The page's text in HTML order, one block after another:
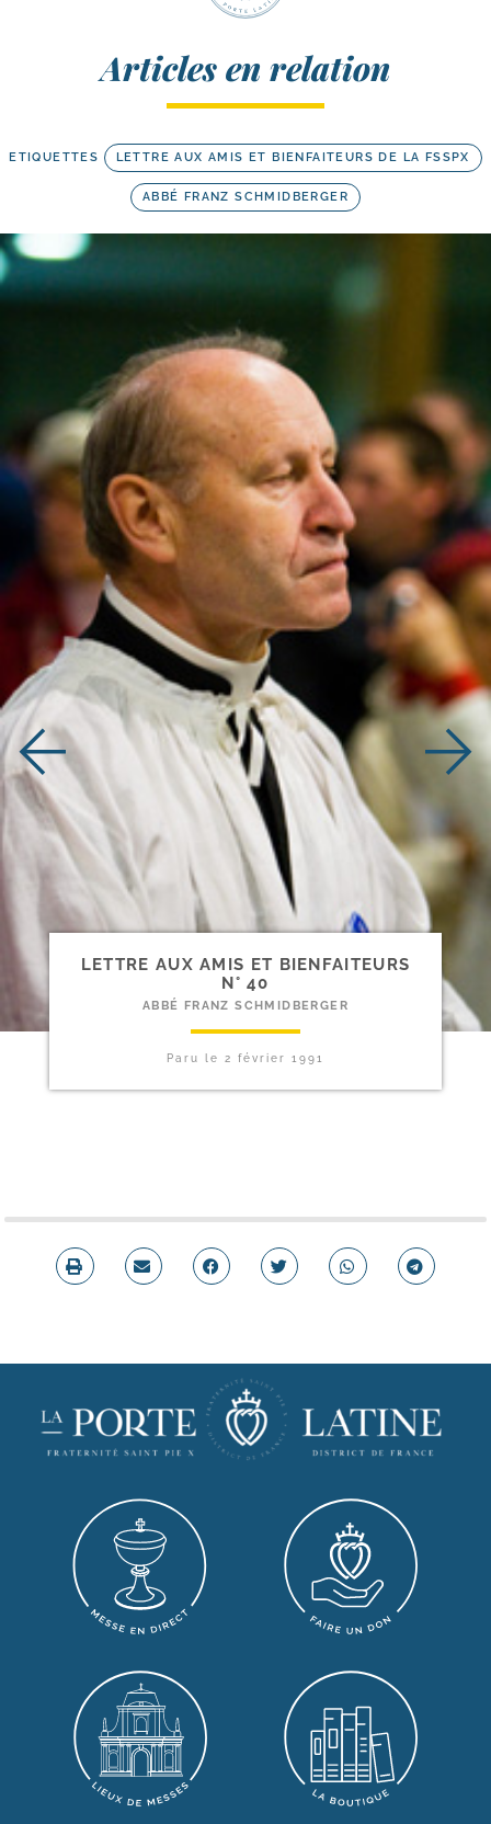
Articles en relation
ETIQUETTES LETTRE AUX AMIS ET BIENFAITEURS DE LA FSSPX
ABBÉ FRANZ SCHMIDBERGER
LETTRE AUX AMIS ET BIENFAITEURS
N° 40
ABBÉ FRANZ SCHMIDBERGER
Paru le 2 février 1991